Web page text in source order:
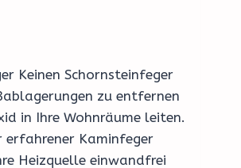
Keinen Schornsteinfeger
zu entfernen
in Ihre Wohnräume leiten.
erfahrener Kaminfeger
Heizquelle einwandfrei